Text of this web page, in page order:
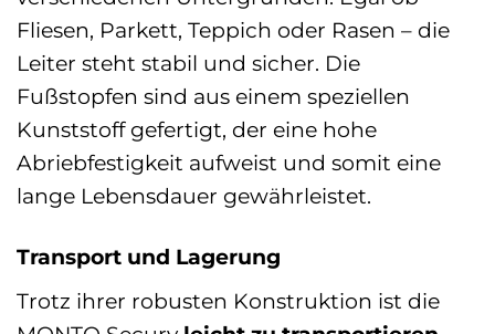
Fliesen, Parkett, Teppich oder Rasen – die
Leiter steht stabil und sicher. Die
Fußstopfen sind aus einem speziellen
Kunststoff gefertigt, der eine hohe
Abriebfestigkeit aufweist und somit eine
lange Lebensdauer gewährleistet.
Transport und Lagerung
Trotz ihrer robusten Konstruktion ist die